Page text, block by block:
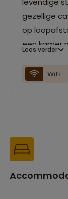
gezellige
op
een kamer
kamer
zijn er
meerdere
er een
Lees verder
Wifi